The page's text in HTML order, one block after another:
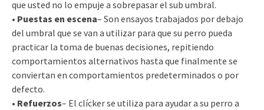
que usted no lo empuje a sobrepasar el sub umbral.
• Puestas en escena– Son ensayos trabajados por debajo
del umbral que se van a utilizar para que su perro pueda
practicar la toma de buenas decisiones, repitiendo
comportamientos alternativos hasta que finalmente se
conviertan en comportamientos predeterminados o por
defecto.
• Refuerzos– El clícker se utiliza para ayudar a su perro a